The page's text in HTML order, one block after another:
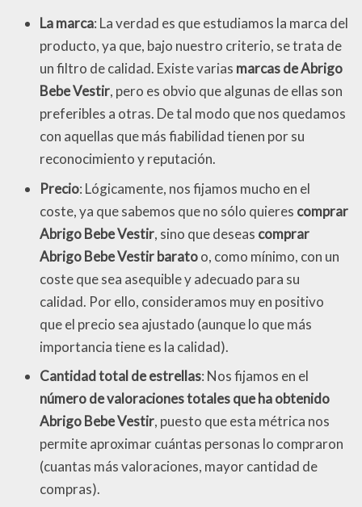
La marca: La verdad es que estudiamos la marca del
producto, ya que, bajo nuestro criterio, se trata de
un filtro de calidad. Existe varias marcas de Abrigo
Bebe Vestir, pero es obvio que algunas de ellas son
preferibles a otras. De tal modo que nos quedamos
con aquellas que más fiabilidad tienen por su
reconocimiento y reputación.
Precio: Lógicamente, nos fijamos mucho en el
coste, ya que sabemos que no sólo quieres comprar
Abrigo Bebe Vestir, sino que deseas comprar
Abrigo Bebe Vestir baratoo, como mínimo, con un
coste que sea asequible y adecuado para su
calidad. Por ello, consideramos muy en positivo
que el precio sea ajustado (aunque lo que más
importancia tiene es la calidad).
Cantidad total de estrellas: Nos fijamos en el
número de valoraciones totales que ha obtenido
Abrigo Bebe Vestir, puesto que esta métrica nos
permite aproximar cuántas personas lo compraron
(cuantas más valoraciones, mayor cantidad de
compras).